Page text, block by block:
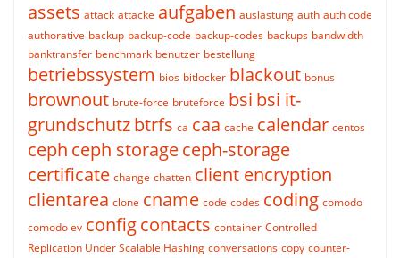
assets attack attacke aufgaben auslastung auth auth code
authorative backup backup-code backup-codes backups bandwidth
banktransfer benchmark benutzer bestellung
betriebssystem bios bitlocker blackout bonus
brownout brute-force bruteforce bsi bsi it-
grundschutzbtrfs ca caa cache calendar centos
ceph ceph storageceph-storage
certificate change chatten client encryption
clientarea clone cname code codes coding comodo
comodo ev configcontacts container Controlled
Replication Under Scalable Hashing conversations copy counter-